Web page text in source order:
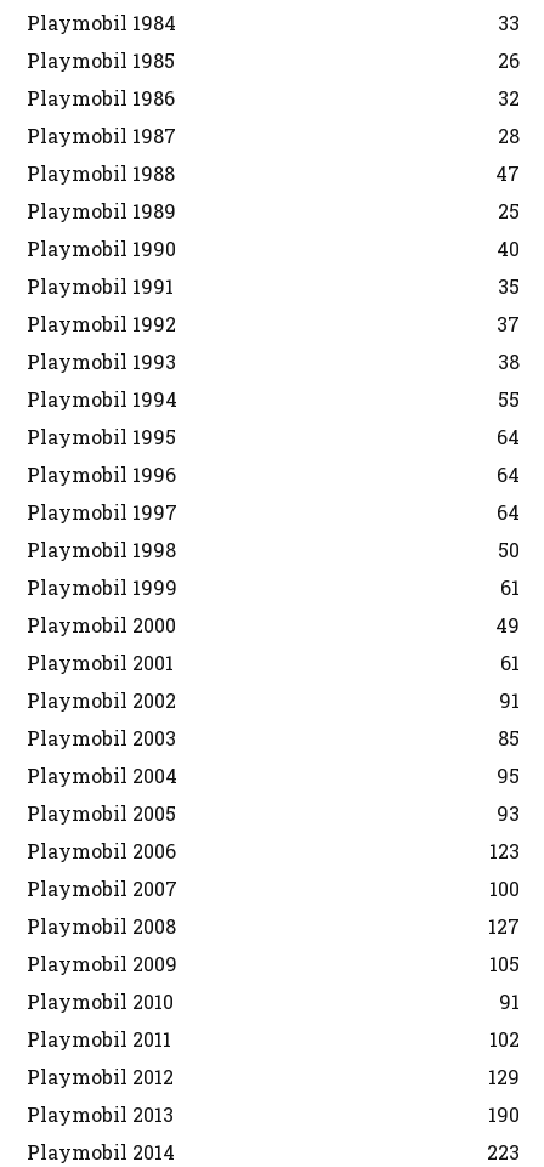
Playmobil 1984
33
Playmobil 1985
26
Playmobil 1986
32
Playmobil 1987
28
Playmobil 1988
47
Playmobil 1989
25
Playmobil 1990
40
Playmobil 1991
35
Playmobil 1992
37
Playmobil 1993
38
Playmobil 1994
55
Playmobil 1995
64
Playmobil 1996
64
Playmobil 1997
64
Playmobil 1998
50
Playmobil 1999
61
Playmobil 2000
49
Playmobil 2001
61
Playmobil 2002
91
Playmobil 2003
85
Playmobil 2004
95
Playmobil 2005
93
Playmobil 2006
123
Playmobil 2007
100
Playmobil 2008
127
Playmobil 2009
105
Playmobil 2010
91
Playmobil 2011
102
Playmobil 2012
129
Playmobil 2013
190
Playmobil 2014
223